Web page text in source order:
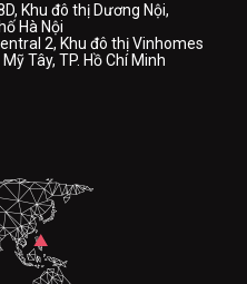
Khu đô thị Dương Nội,
Hà Nội
2, Khu đô thị Vinhomes
Tây, TP. Hồ Chí Minh